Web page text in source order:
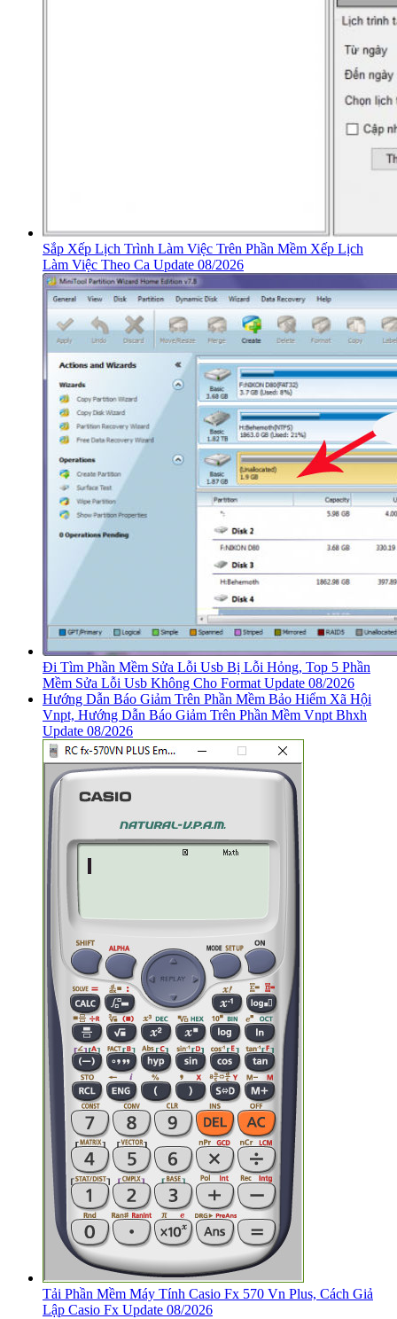
Sắp Xếp Lịch Trình Làm Việc Trên Phần Mềm Xếp Lịch
Làm Việc Theo Ca Update 08/2026
Đi Tìm Phần Mềm Sửa Lỗi Usb Bị Lỗi Hỏng, Top 5 Phần
Mềm Sửa Lỗi Usb Không Cho Format Update 08/2026
Hướng Dẫn Báo Giảm Trên Phần Mềm Bảo Hiểm Xã Hội
Vnpt, Hướng Dẫn Báo Giảm Trên Phần Mềm Vnpt Bhxh
Update 08/2026
Tải Phần Mềm Máy Tính Casio Fx 570 Vn Plus, Cách Giả
Lập Casio Fx Update 08/2026